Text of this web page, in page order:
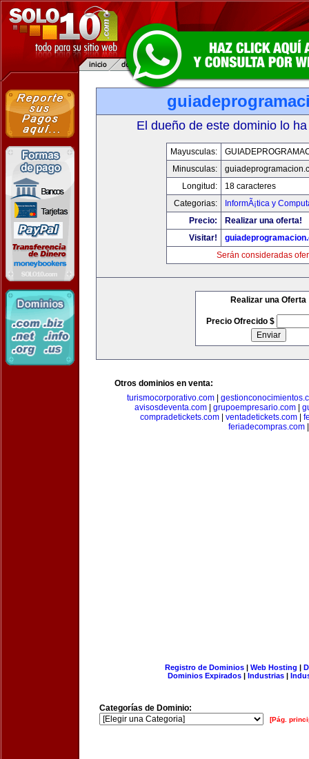
El dueño de este dominio lo
Mayusculas:
Minusculas:
Longitud:
18 caracteres
Categorias:
InformÃ¡tica y
Precio:
Realizar una oferta!
Visitar!
Serán consideradas
Realizar una Oferta
Precio Ofrecido $
Otros dominios en venta:
turismocorporativo.com
avisosdeventa.com| grupoempresario.com|
compradetickets.com| ventadetickets.com|
feriadecompras.com|
Registro de Dominios| Web Hosting |
Dominios Expirados | Industrias |
Categorías de Dominio:
[Pág.